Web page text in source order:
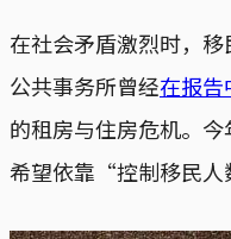
在社会矛盾激烈时，移
公共事务所曾经在报告
的租房与住房危机。
希望依靠“控制移民人